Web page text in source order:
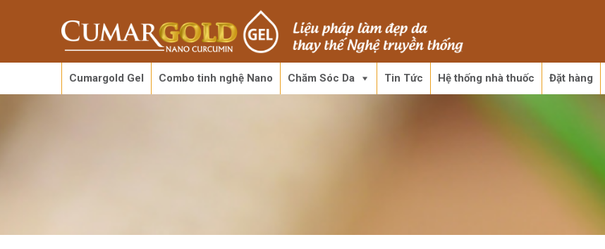
Cumargold Gel Combo tinh nghệ Nano Chăm Sóc Da Tin Tức Hệ thống nhà thuốc Đặt hàng